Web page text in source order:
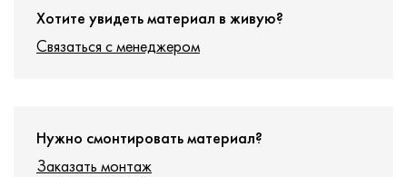
Хотите увидеть материал в живую?
Связаться с менеджером
Нужно смонтировать материал?
Заказать монтаж